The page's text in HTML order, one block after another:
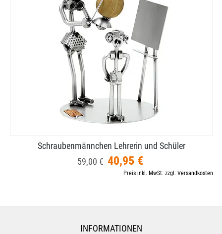
Schraubenmännchen Lehrerin und Schüler
59,00 € 40,95 €
Preis inkl. MwSt. zzgl. Versandkosten
INFORMATIONEN